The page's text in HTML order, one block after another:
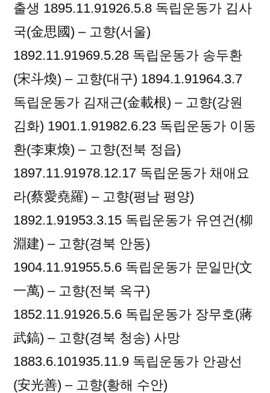
출생 1895.11.91926.5.8 독립운동가 김사
국(金思國) – 고향(서울)
1892.11.91969.5.28 독립운동가 송두환
(宋斗煥) – 고향(대구) 1894.1.91964.3.7
독립운동가 김재근(金載根) – 고향(강원
김화) 1901.1.91982.6.23 독립운동가 이동
환(李東煥) – 고향(전북 정읍)
1897.11.91978.12.17 독립운동가 채애요
라(蔡愛堯羅) – 고향(평남 평양)
1892.1.91953.3.15 독립운동가 유연건(柳
淵建) – 고향(경북 안동)
1904.11.91955.5.6 독립운동가 문일만(文
一萬) – 고향(전북 옥구)
1852.11.91926.5.6 독립운동가 장무호(蔣
武鎬) – 고향(경북 청송) 사망
1883.6.101935.11.9 독립운동가 안광선
(安光善) – 고향(황해 수안)